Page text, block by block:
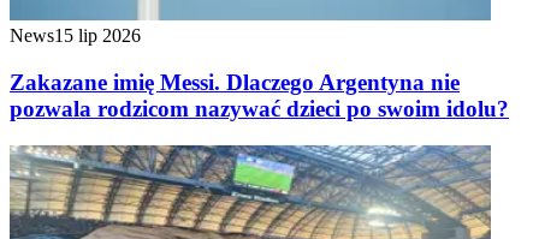
News15 lip 2026
Zakazane imię Messi. Dlaczego Argentyna nie
pozwala rodzicom nazywać dzieci po swoim idolu?